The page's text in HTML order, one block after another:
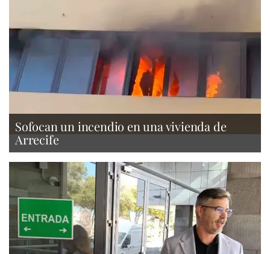
Sofocan un incendio en una vivienda de
Arrecife